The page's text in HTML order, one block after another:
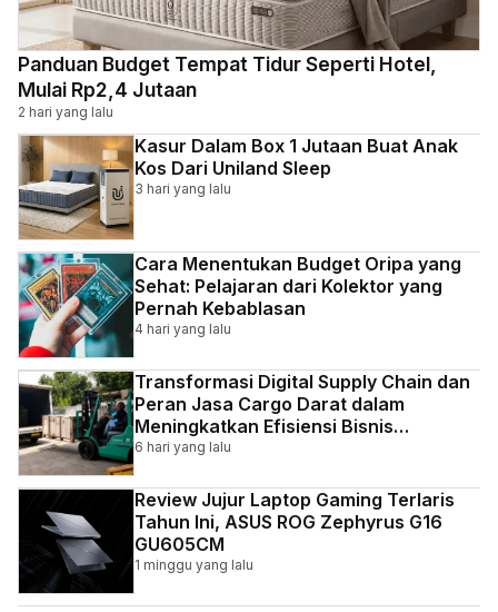
Panduan Budget Tempat Tidur Seperti Hotel,
Mulai Rp2,4 Jutaan
2 hari yang lalu
Kasur Dalam Box 1 Jutaan Buat Anak
Kos Dari Uniland Sleep
3 hari yang lalu
Cara Menentukan Budget Oripa yang
Sehat: Pelajaran dari Kolektor yang
Pernah Kebablasan
4 hari yang lalu
Transformasi Digital Supply Chain dan
Peran Jasa Cargo Darat dalam
Meningkatkan Efisiensi Bisnis
Indonesia
6 hari yang lalu
Review Jujur Laptop Gaming Terlaris
Tahun Ini, ASUS ROG Zephyrus G16
GU605CM
1 minggu yang lalu